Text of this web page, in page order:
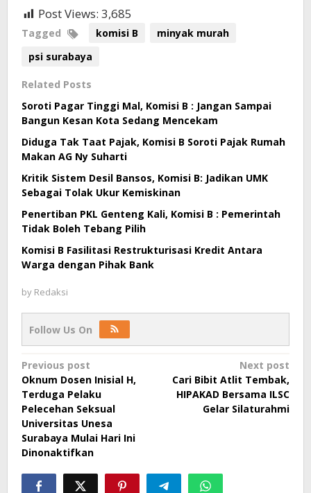
Post Views: 3,685
Tagged komisi B
minyak murah
psi surabaya
Related Posts
Soroti Pagar Tinggi Mal, Komisi B : Jangan Sampai
Bangun Kesan Kota Sedang Mencekam
Diduga Tak Taat Pajak, Komisi B Soroti Pajak Rumah
Makan AG Ny Suharti
Kritik Sistem Desil Bansos, Komisi B: Jadikan UMK
Sebagai Tolak Ukur Kemiskinan
Penertiban PKL Genteng Kali, Komisi B : Pemerintah
Tidak Boleh Tebang Pilih
Komisi B Fasilitasi Restrukturisasi Kredit Antara
Warga dengan Pihak Bank
by Redaksi
Follow Us On
Post
navigation
Previous post
Oknum Dosen Inisial H,
Terduga Pelaku
Pelecehan Seksual
Universitas Unesa
Surabaya Mulai Hari Ini
Dinonaktifkan
Next post
Cari Bibit Atlit Tembak,
HIPAKAD Bersama ILSC
Gelar Silaturahmi